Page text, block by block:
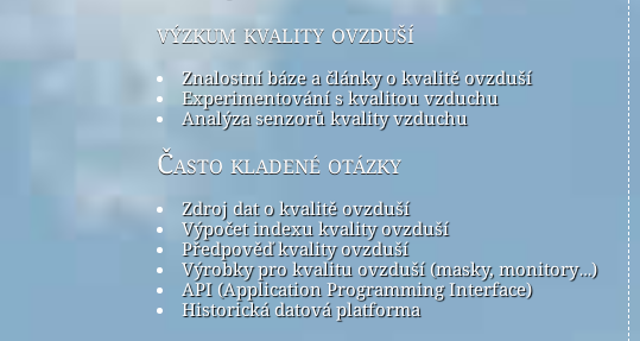
výzkum kvality ovzduší
Znalostní báze a články o kvalitě ovzduší
Experimentování s kvalitou vzduchu
Analýza senzorů kvality vzduchu
Často kladené otázky
Zdroj dat o kvalitě ovzduší
Výpočet indexu kvality ovzduší
Předpověď kvality ovzduší
Výrobky pro kvalitu ovzduší (masky, monitory…)
API (Application Programming Interface)
Historická datová platforma